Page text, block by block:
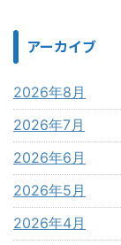
アーカイブ
2026年8月
2026年7月
2026年6月
2026年5月
2026年4月